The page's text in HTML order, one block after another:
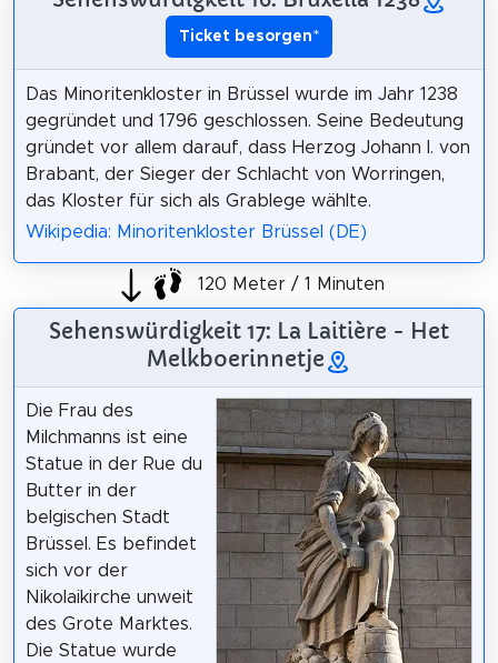
Ticket besorgen*
Das Minoritenkloster in Brüssel wurde im Jahr 1238
gegründet und 1796 geschlossen. Seine Bedeutung
gründet vor allem darauf, dass Herzog Johann I. von
Brabant, der Sieger der Schlacht von Worringen,
das Kloster für sich als Grablege wählte.
Wikipedia: Minoritenkloster Brüssel (DE)
120 Meter / 1 Minuten
Sehenswürdigkeit 17: La Laitière - Het
Melkboerinnetje
Die Frau des
Milchmanns ist eine
Statue in der Rue du
Butter in der
belgischen Stadt
Brüssel. Es befindet
sich vor der
Nikolaikirche unweit
des Grote Marktes.
Die Statue wurde